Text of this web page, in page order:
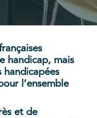
handicap, mais
handicapées
l’ensemble
et de